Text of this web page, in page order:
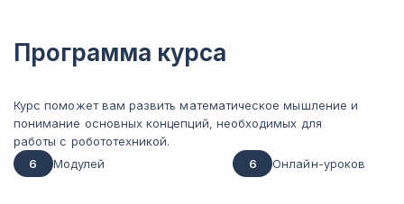
Программа курса
Курс поможет вам развить математическое мышление и
понимание основных концепций, необходимых для
работы с робототехникой.
6
Модулей 6 Онлайн-уроков